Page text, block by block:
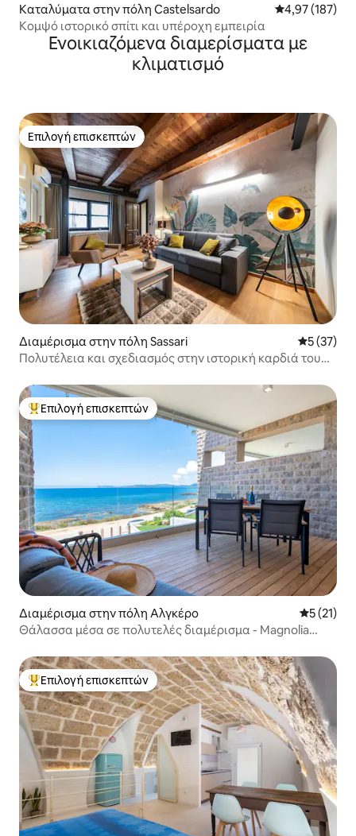
Καταλύματα στην πόλη Castelsardo Μέση
4,97 (187)
Κομψό ιστορικό σπίτι και υπέροχη εμπειρία
Ενοικιαζόμενα διαμερίσματα με
κλιματισμό
Επιλογή επισκεπτών
Επιλογή επισκεπτών
Διαμέρισμα στην πόλη Sassari Μέση
5 (37)
Πολυτέλεια και σχεδιασμός στην ιστορική καρδιά του
Κορυφαία επιλογή επισκεπτών
Επιλογή επισκεπτών
Διαμέρισμα στην πόλη Αλγκέρο Μέση
5 (21)
Θάλασσα μέσα σε πολυτελές διαμέρισμα - Magnolia
Κορυφαία επιλογή επισκεπτών
Επιλογή επισκεπτών